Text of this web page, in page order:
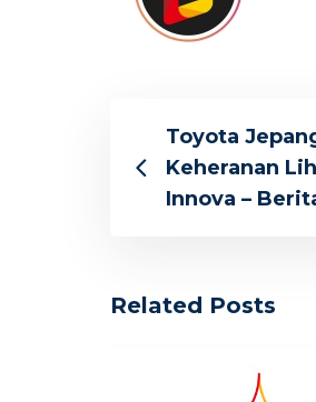
Toyota
Keheranan
Innova –
Related Posts